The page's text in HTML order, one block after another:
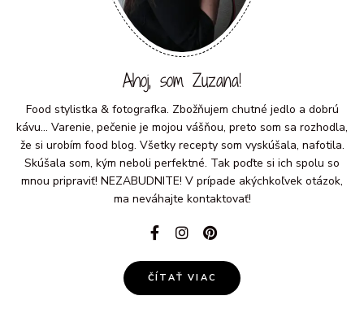
Ahoj, som Zuzana!
Food stylistka & fotografka. Zbožňujem chutné jedlo a dobrú
kávu... Varenie, pečenie je mojou vášňou, preto som sa rozhodla,
že si urobím food blog. Všetky recepty som vyskúšala, nafotila.
Skúšala som, kým neboli perfektné. Tak poďte si ich spolu so
mnou pripraviť! NEZABUDNITE! V prípade akýchkoľvek otázok,
ma neváhajte kontaktovať!
ČÍTAŤ VIAC